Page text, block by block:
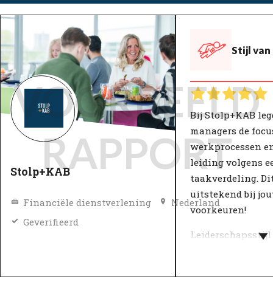
Stolp+KAB
Financiële dienstverlening
Nederland
Geverifieerd
Stijl
Bij Stolp+KAB
managers de
werkprocessen
leiding volgens
taakverdeling.
uitstekend bij
voorkeuren!
VOORBEELD
RAPPORT